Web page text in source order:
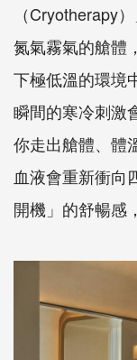
（Cryotherapy
氮氣霧氣的艙體
下極低溫的環境
瞬間的寒冷刺激
你走出艙體、體
血液會重新衝向
開機」的舒暢感